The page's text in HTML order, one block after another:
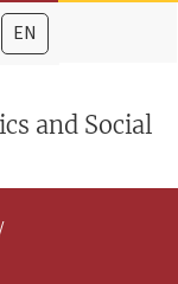
EN
and Social